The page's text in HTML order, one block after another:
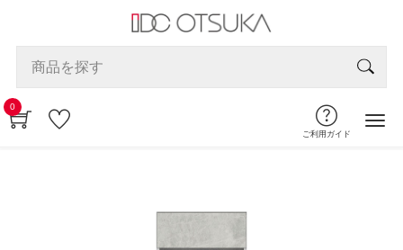
0
ご利用ガイド